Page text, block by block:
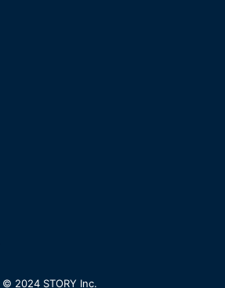
© 2024 STORY Inc.